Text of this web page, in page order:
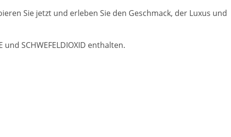
Sie jetzt und erleben Sie den Geschmack, der Luxus und
SCHWEFELDIOXID enthalten.